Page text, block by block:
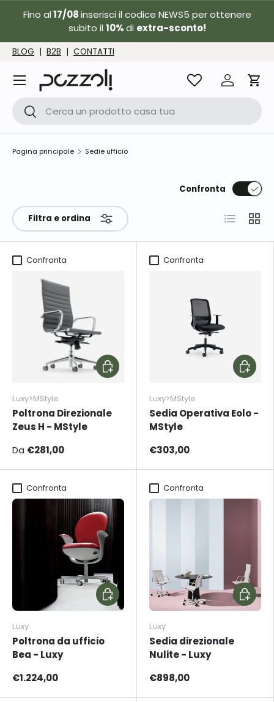
Passa ai contenuti
Fino al17/08inserisci il codice NEWS5 per ottenere
subito il 10%di extra-sconto!
BLOG | B2B | CONTATTI
Cerca
Cerca
Accedi
Menu
Pagina principale Sedie ufficio
Filtra e ordina
Confronta
ElencoGriglia
Confronta
Luxy>MStyle
Poltrona Direzionale
Zeus H - MStyle
Da €281,00
Scegli opzioni
Confronta
Luxy>MStyle
Sedia Operativa Eolo -
MStyle
€303,00
Confronta
Luxy
Poltrona da ufficio
Bea - Luxy
€1.224,00
Aggiungi al carrello
Confronta
Luxy
Sedia direzionale
Nulite - Luxy
€898,00
Scegli